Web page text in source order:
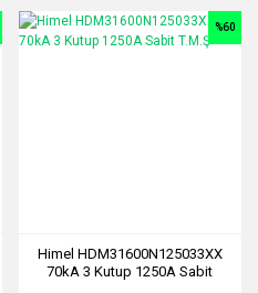
Himel HDM31600N125033XX
70kA 3 Kutup 1250A Sabit
%60